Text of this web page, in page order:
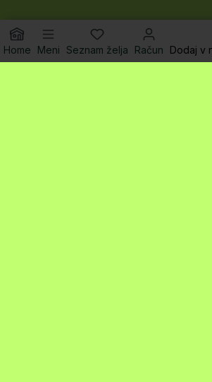
Home Meni Seznam želja Račun Dodaj v